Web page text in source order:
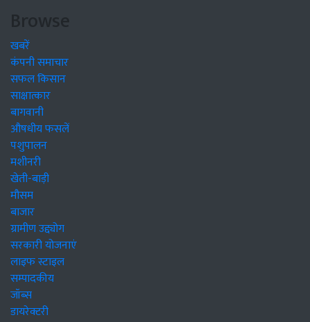
Browse
खबरें
कंपनी समाचार
सफल किसान
साक्षात्कार
बागवानी
औषधीय फसलें
पशुपालन
मशीनरी
खेती-बाड़ी
मौसम
बाजार
ग्रामीण उद्द्योग
सरकारी योजनाएं
लाइफ स्टाइल
सम्पादकीय
जॉब्स
डायरेक्टरी